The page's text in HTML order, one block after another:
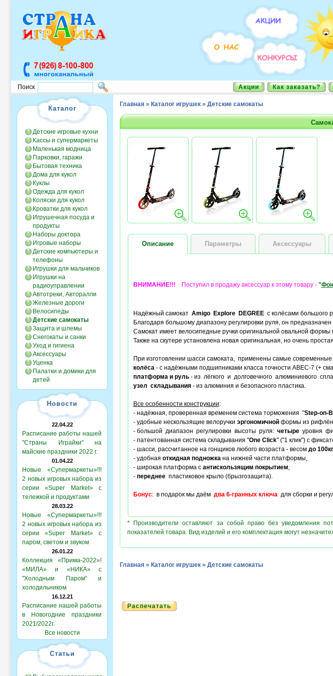
Поиск Акции Как заказать?
Каталог
Детские игровые кухни
Кассы и супермаркеты
Маленькая модница
Парковки, гаражи
Бытовая техника
Дома для кукол
Куклы
Одежда для кукол
Коляски для кукол
Кроватки для кукол
Игрушечная посуда и
продукты
Наборы доктора
Игровые наборы
Детские компьютеры и
телефоны
Игрушки для мальчиков
Игрушки на
радиоуправлении
Автотреки, Авторалли
Железные дороги
Велосипеды
Детские самокаты
Защита и шлемы
Снегокаты и санки
Уход и гигиена
Аксессуары
Уценка
Палатки и домики для
детей
Новости
22.04.22
Расписание работы нашей
"Страны Играйки" на
майские праздники 2022 г.
01.04.22
Новые «Супермаркеты»!!!
2 новых игровых набора из
серии «Super Market» с
тележкой и продуктами
28.03.22
Новые «Супермаркеты»!!!
2 новых игровых набора из
серии «Super Market» с
паром, светом и звуком
26.01.22
Коллекция «Прима-2022»!
«МИЛА» и «НИКА» с
"Холодным Паром" и
холодильником
16.12.21
Расписание нашей работы
в Новогодние праздники
2021/2022г.
Все новости
Статьи
Главная » Каталог игрушек » Детские самокаты
Описание Параметры Аксессуары
ВНИМАНИЕ!!! Поступил в продажу аксессуар к этому товару - "
Надёжный самокат Amigo Explore DEGREEс колёсами большого
Благодаря большому диапазону регулировки руля, он
Самокат имеет велосипедные ручки оригинальной овальной
Также на скутере установлена новая оригинальная, но очень
При изготовлении шасси самоката, применены самые
колёса- с надёжными подшипниками класса точности ABEC-7 (+
платформа и руль- из лёгкого и долговечного алюминиевого
узел складывания- из алюминия и безопасного пластика.
Все особенности конструкции:
- надёжная, проверенная временем система торможения "Step-on-
- удобные нескользящие велоручки эргономичнойформы из
- большой диапазон регулировки высоты руля: четыреуровня
- патентованная система складывания "One Click" ("1 клик") с
- шасси, рассчитанное на гонщиков любого возраста - весом до 100кг
- удобная откидная подножкана нижней части платформы,
- широкая платформа с антискользящим покрытием,
- переднеепластиковое крыло (брызгозащита).
Бонус: в подарок мы даём два 6-гранных ключадля сборки и
* Производители оставляют за собой право без уведомления
показателей товара. Вид изделий и его комплектация могут
Главная » Каталог игрушек » Детские самокаты
Распечатать